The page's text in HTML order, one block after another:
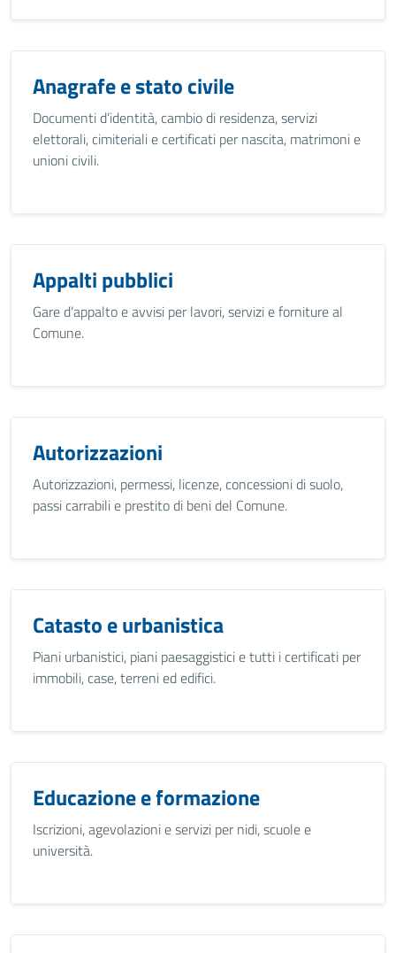
Anagrafe e stato civile
Documenti d’identità, cambio di residenza, servizi
elettorali, cimiteriali e certificati per nascita, matrimoni e
unioni civili.
Appalti pubblici
Gare d’appalto e avvisi per lavori, servizi e forniture al
Comune.
Autorizzazioni
Autorizzazioni, permessi, licenze, concessioni di suolo,
passi carrabili e prestito di beni del Comune.
Catasto e urbanistica
Piani urbanistici, piani paesaggistici e tutti i certificati per
immobili, case, terreni ed edifici.
Educazione e formazione
Iscrizioni, agevolazioni e servizi per nidi, scuole e
università.